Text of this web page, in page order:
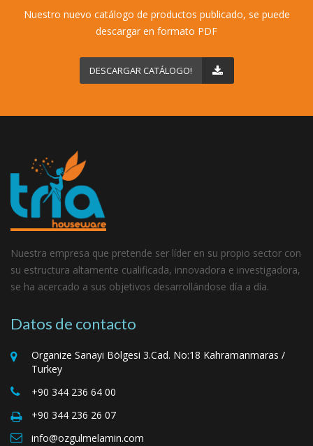
Nuestro nuevo catálogo de productos publicado, se puede
descargar en formato PDF
DESCARGAR CATÁLOGO!
Nuestra empresa que pretende ser líder en su propio sector con
su estructura altamente cualificada, innovadora e investigadora,
se ha acercado a sus objetivos desarrollándose día a día.
Datos de contacto
Organize Sanayi Bölgesi 3.Cad. No:18 Kahramanmaras /
Turkey
+90 344 236 64 00
+90 344 236 26 07
info@ozgulmelamin.com